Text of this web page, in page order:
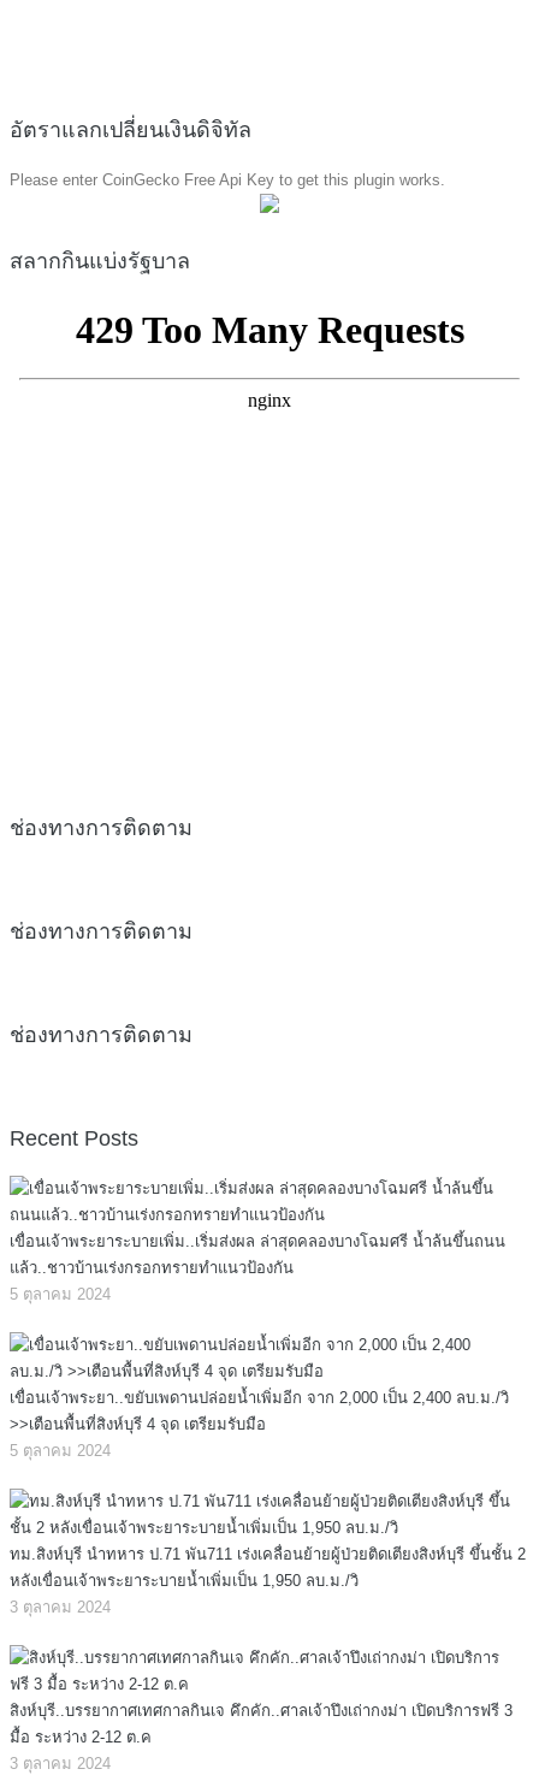
อัตราแลกเปลี่ยนเงินดิจิทัล
Please enter CoinGecko Free Api Key to get this plugin works.
สลากกินแบ่งรัฐบาล
ช่องทางการติดตาม
ช่องทางการติดตาม
ช่องทางการติดตาม
Recent Posts
เขื่อนเจ้าพระยาระบายเพิ่ม..เริ่มส่งผล ล่าสุดคลองบางโฉมศรี น้ำล้นขึ้นถนน
แล้ว..ชาวบ้านเร่งกรอกทรายทำแนวป้องกัน
5 ตุลาคม 2024
เขื่อนเจ้าพระยา..ขยับเพดานปล่อยน้ำเพิ่มอีก จาก 2,000 เป็น 2,400 ลบ.ม./วิ
>>เตือนพื้นที่สิงห์บุรี 4 จุด เตรียมรับมือ
5 ตุลาคม 2024
ทม.สิงห์บุรี นำทหาร ป.71 พัน711 เร่งเคลื่อนย้ายผู้ป่วยติดเตียงสิงห์บุรี ขึ้นชั้น 2
หลังเขื่อนเจ้าพระยาระบายน้ำเพิ่มเป็น 1,950 ลบ.ม./วิ
3 ตุลาคม 2024
สิงห์บุรี..บรรยากาศเทศกาลกินเจ คึกคัก..ศาลเจ้าปึงเถ่ากงม่า เปิดบริการฟรี 3
มื้อ ระหว่าง 2-12 ต.ค
3 ตุลาคม 2024